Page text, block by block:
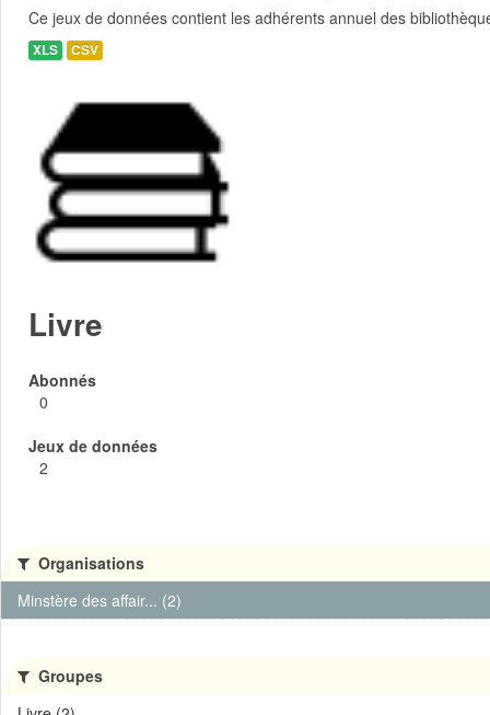
Ce jeux de données contient les adhérents annuel des
XLS CSV
Livre
Abonnés
0
Jeux de données
2
Organisations
Minstère des affair... (2)
Groupes